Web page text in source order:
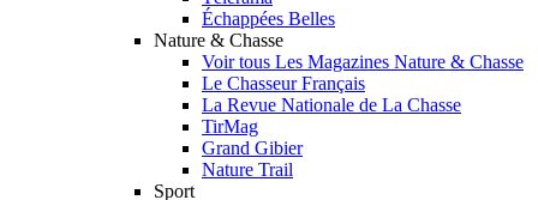
Échappées Belles
Nature & Chasse
Voir tous Les Magazines Nature & Chasse
Le Chasseur Français
La Revue Nationale de La Chasse
TirMag
Grand Gibier
Nature Trail
Sport